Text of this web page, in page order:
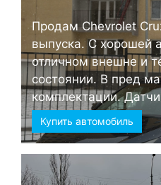
Продам Chevrolet
выпуска. С хорошей
отличном внешне и
состоянии. В пред
комплектации.
Купить автомобиль